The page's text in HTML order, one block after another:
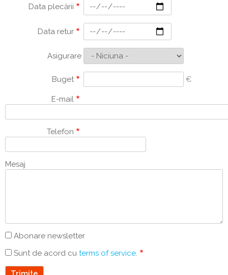
Data plecării
Data retur
Asigurare
Buget €
E-mail
Telefon
Mesaj
Abonare newsletter
Sunt de acord cu terms of service.